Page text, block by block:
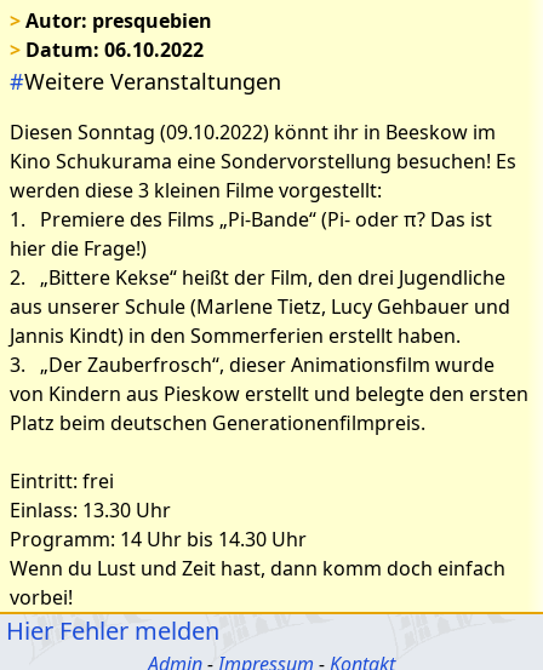
>Autor: presquebien
> Datum: 06.10.2022
#Weitere Veranstaltungen
Diesen Sonntag (09.10.2022) könnt ihr in Beeskow im
Kino Schukurama eine Sondervorstellung besuchen! Es
werden diese 3 kleinen Filme vorgestellt:
1. Premiere des Films „Pi-Bande“ (Pi- oder π? Das ist
hier die Frage!)
2. „Bittere Kekse“ heißt der Film, den drei Jugendliche
aus unserer Schule (Marlene Tietz, Lucy Gehbauer und
Jannis Kindt) in den Sommerferien erstellt haben.
3. „Der Zauberfrosch“, dieser Animationsfilm wurde
von Kindern aus Pieskow erstellt und belegte den ersten
Platz beim deutschen Generationenfilmpreis.
Eintritt: frei
Einlass: 13.30 Uhr
Programm: 14 Uhr bis 14.30 Uhr
Wenn du Lust und Zeit hast, dann komm doch einfach
vorbei!
Hier Fehler melden
Admin- Impressum - Kontakt